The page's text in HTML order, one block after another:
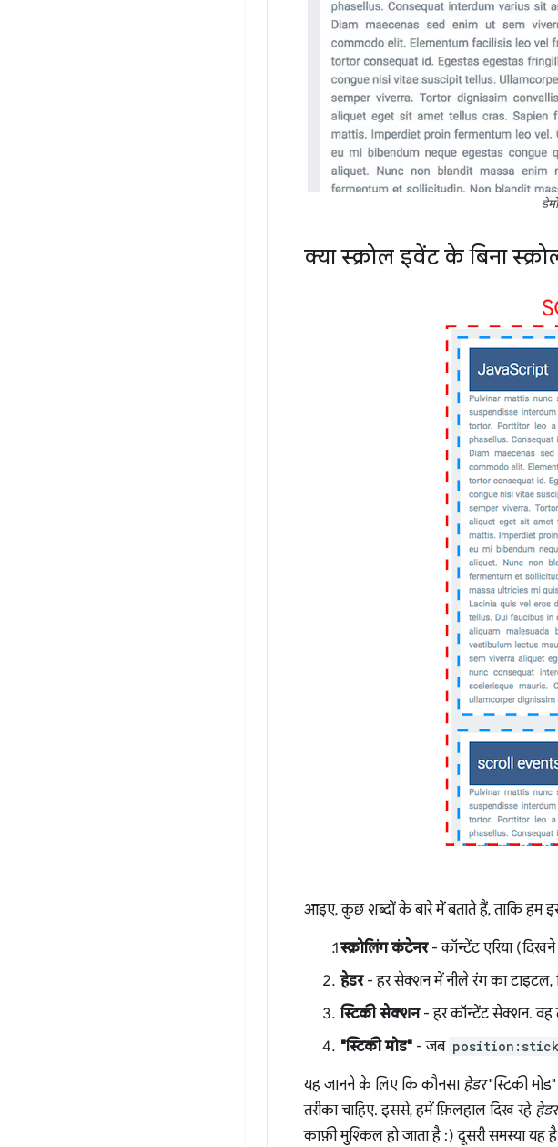
क्या स्क्रोल इवेंट के बिना
आइए, कुछ शब्दों के बारे में बताते हैं, ताकि हम
स्क्रोलिंग कंटेनर- कॉन्टेंट एरिया (दिखने
हेडर- हर सेक्शन में नीले रंग का टाइटल,
स्टिकी सेक्शन- हर कॉन्टेंट सेक्शन. वह
"स्टिकी मोड" - जब
यह जानने के लिए कि कौनसा हेडर"स्टिकी
तरीका चाहिए. इससे, हमें फ़िलहाल दिख रहे हेडर
काफ़ी मुश्किल हो जाता है :) दूसरी समस्या यह